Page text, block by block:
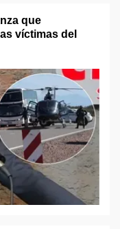
que
víctimas del